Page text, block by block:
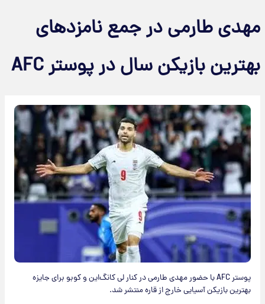
مهدی طارمی در جمع نامزدهای
بهترین بازیکن سال در پوستر AFC
پوستر AFC با حضور مهدی طارمی در کنار لی کانگ‌این و کوبو برای جایزه
بهترین بازیکن آسیایی خارج از قاره منتشر شد.